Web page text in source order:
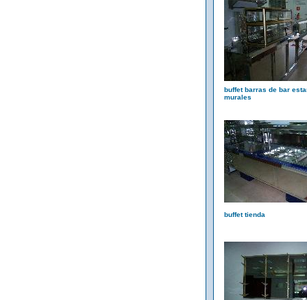
buffet barras de bar
murales
buffet tienda